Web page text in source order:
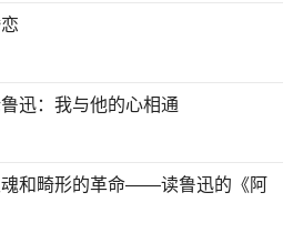
迅：我与他的心相通
魂和畸形的革命——读鲁迅的《阿